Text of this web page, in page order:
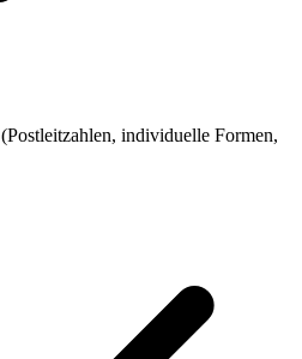
individuelle Formen,